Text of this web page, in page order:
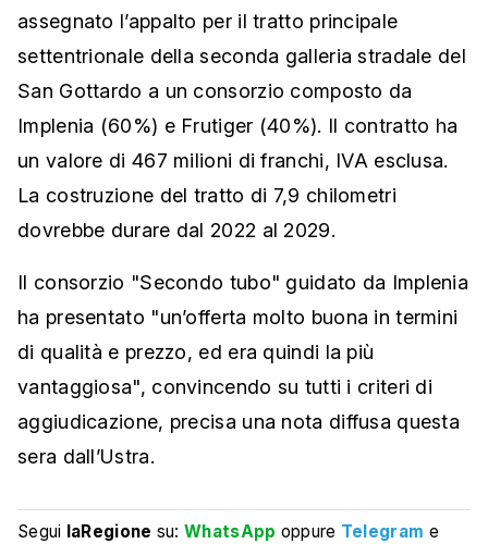
assegnato l’appalto per il tratto principale
settentrionale della seconda galleria stradale del
San Gottardo a un consorzio composto da
Implenia (60%) e Frutiger (40%). Il contratto ha
un valore di 467 milioni di franchi, IVA esclusa.
La costruzione del tratto di 7,9 chilometri
dovrebbe durare dal 2022 al 2029.
Il consorzio "Secondo tubo" guidato da Implenia
ha presentato "un’offerta molto buona in termini
di qualità e prezzo, ed era quindi la più
vantaggiosa", convincendo su tutti i criteri di
aggiudicazione, precisa una nota diffusa questa
sera dall’Ustra.
Segui laRegione su:WhatsApp oppure Telegram e